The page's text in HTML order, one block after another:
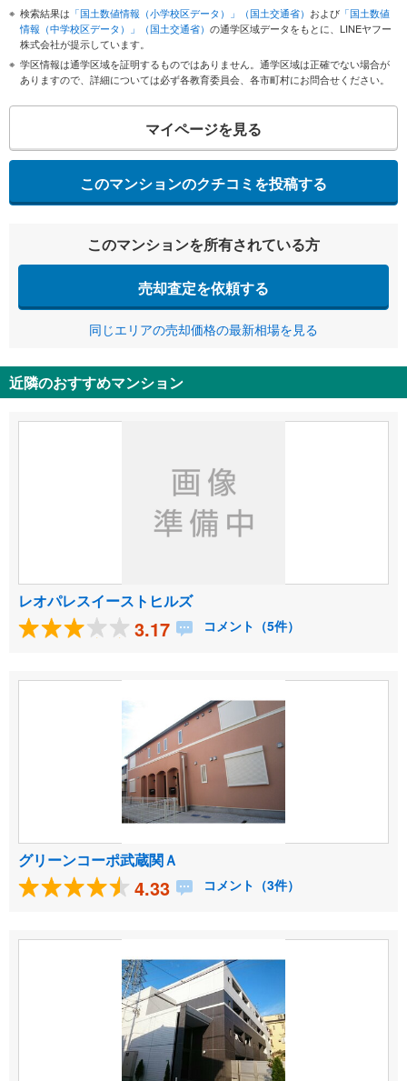
検索結果は 「国土数値情報（小学校区データ）」（国土交通省） および 「国土数値
情報（中学校区データ）」（国土交通省） の通学区域データをもとに、LINEヤフー
株式会社が提示しています。
学区情報は通学区域を証明するものではありません。通学区域は正確でない場合が
ありますので、詳細については必ず各教育委員会、各市町村にお問合せください。
マイページを見る
このマンションのクチコミを投稿する
このマンションを所有されている方
売却査定を依頼する
同じエリアの売却価格の最新相場を見る
近隣のおすすめマンション
レオパレスイーストヒルズ
3.17 コメント（5件）
グリーンコーポ武蔵関Ａ
4.33 コメント（3件）